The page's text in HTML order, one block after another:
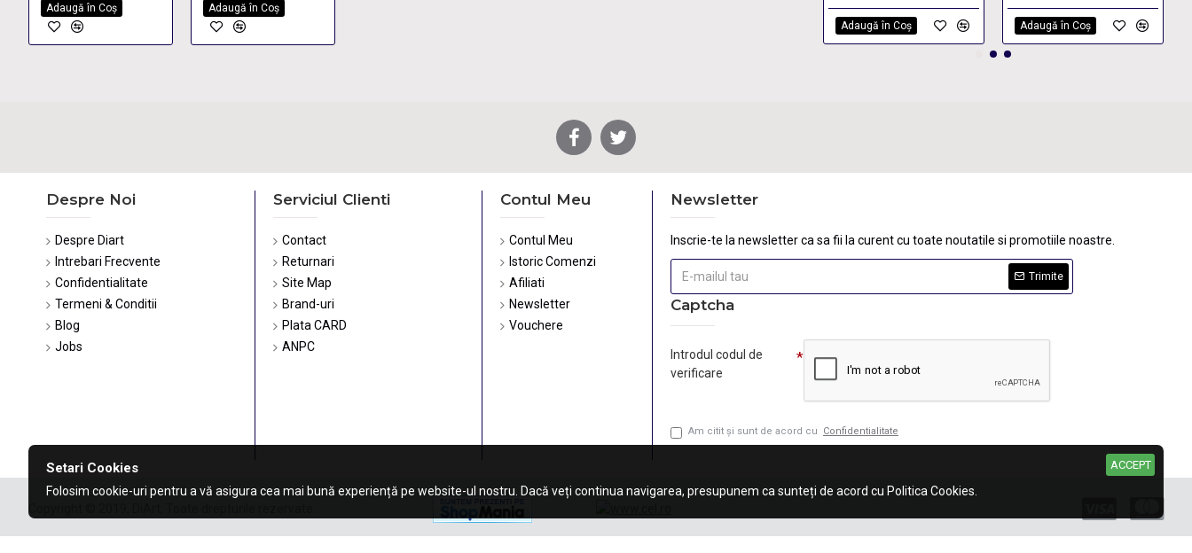
Adaugă în Coş Adaugă în Coş
Adaugă în Coş Adaugă în Coş
Despre Noi
Despre Diart
Intrebari Frecvente
Confidentialitate
Termeni & Conditii
Blog
Jobs
Serviciul Clienti
Contact
Returnari
Site Map
Brand-uri
Plata CARD
ANPC
Contul Meu
Contul Meu
Istoric Comenzi
Afiliati
Newsletter
Vouchere
Newsletter
Inscrie-te la newsletter ca sa fii la curent cu toate noutatile si promotiile noastre.
Trimite
Captcha
Introdul codul de
verificare
Am citit şi sunt de acord cu Confidentialitate
ACCEPT
Setari Cookies
Folosim cookie-uri pentru a vă asigura cea mai bună experiență pe website-ul nostru. Dacă veți continua navigarea, presupunem ca sunteți de acord cu Politica Cookies.